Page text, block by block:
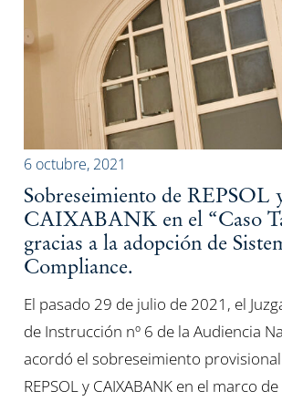
6 octubre, 2021
Sobreseimiento de REPSOL
CAIXABANK en el “Caso
gracias a la adopción de
Compliance.
El pasado 29 de julio de 2021, el
de Instrucción nº 6 de la Audiencia
acordó el sobreseimiento
REPSOL y CAIXABANK en el marco de